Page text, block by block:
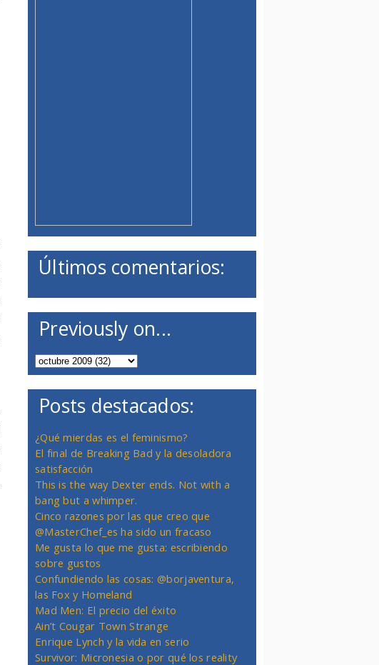
Últimos comentarios:
Previously on...
Posts destacados:
¿Qué mierdas es el feminismo?
El final de Breaking Bad y la desoladora
satisfacción
This is the way Dexter ends. Not with a
bang but a whimper.
Cinco razones por las que creo que
@MasterChef_es ha sido un fracaso
Me gusta lo que me gusta: escribiendo
sobre gustos
Confundiendo las cosas: @borjaventura,
las Fox y Homeland
Mad Men: El precio del éxito
Ain’t Cougar Town Strange
Enrique Lynch y la vida en serio
Survivor: Micronesia o por qué los reality